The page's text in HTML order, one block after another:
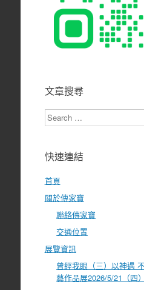
文章搜尋
Search
快速連結
首頁
關於傳家寶
聯絡傳家寶
交通位置
展覽資訊
曾經我眼（三）以神遇
藝作品展2026/5/21（四